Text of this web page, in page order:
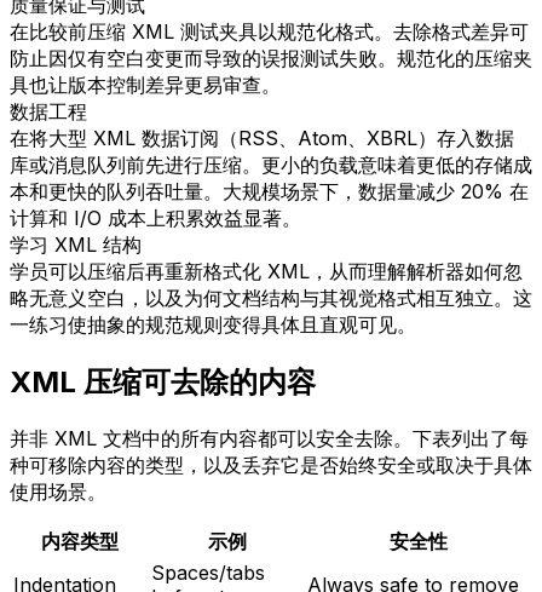
质量保证与测试
在比较前压缩 XML 测试夹具以规范化格式。去除格式差异可
防止因仅有空白变更而导致的误报测试失败。规范化的压缩夹
具也让版本控制差异更易审查。
数据工程
在将大型 XML 数据订阅（RSS、Atom、XBRL）存入数据
库或消息队列前先进行压缩。更小的负载意味着更低的存储成
本和更快的队列吞吐量。大规模场景下，数据量减少 20% 在
计算和 I/O 成本上积累效益显著。
学习 XML 结构
学员可以压缩后再重新格式化 XML，从而理解解析器如何忽
略无意义空白，以及为何文档结构与其视觉格式相互独立。这
一练习使抽象的规范规则变得具体且直观可见。
XML 压缩可去除的内容
并非 XML 文档中的所有内容都可以安全去除。下表列出了每
种可移除内容的类型，以及丢弃它是否始终安全或取决于具体
使用场景。
内容类型 示例
安全性
Indentation
Spaces/tabs
Always safe to remove